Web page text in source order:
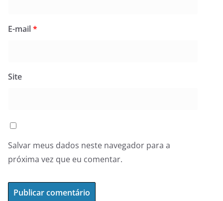
E-mail*
Site
Salvar meus dados neste navegador para a
próxima vez que eu comentar.